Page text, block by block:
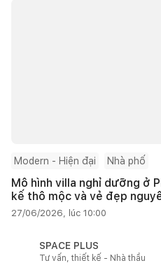
Modern - Hiện đại Nhà phố
Mô hình villa nghỉ dưỡng ở
kế thô mộc và vẻ đẹp
27/06/2026, lúc 10:00
SPACE PLUS
Tư vấn, thiết kế - Nhà thầu